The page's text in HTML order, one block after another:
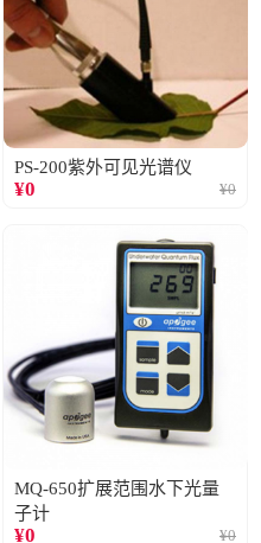
PS-200紫外可见光谱仪
¥0 ¥0
MQ-650扩展范围水下光量
子计
¥0 ¥0